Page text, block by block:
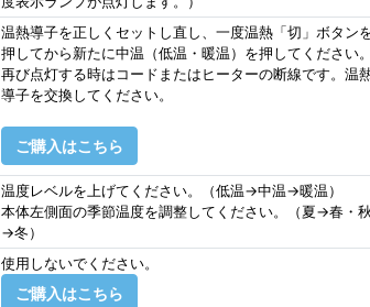
温熱導子を正しくセットし直し、一度温熱「切」ボタン
押してから新たに中温（低温・暖温）を押してください。
再び点灯する時はコードまたはヒーターの断線です。温
導子を交換してください。
ご購入はこちら
温度レベルを上げてください。（低温→中温→暖温）
本体左側面の季節温度を調整してください。（夏→春・秋
→冬）
使用しないでください。
ご購入はこちら